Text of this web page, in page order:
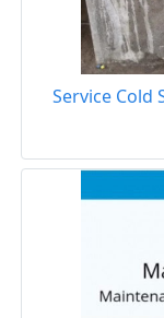
Service Cold